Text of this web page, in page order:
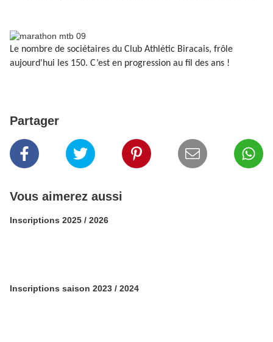
Le nombre de sociétaires du Club Athlétic Biracais, frôle
aujourd'hui les 150. C’est en progression au fil des ans !
Partager
Vous aimerez aussi
Inscriptions 2025 / 2026
Inscriptions saison 2023 / 2024